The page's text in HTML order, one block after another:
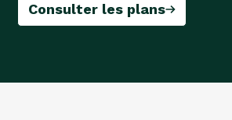
Consulter les plans